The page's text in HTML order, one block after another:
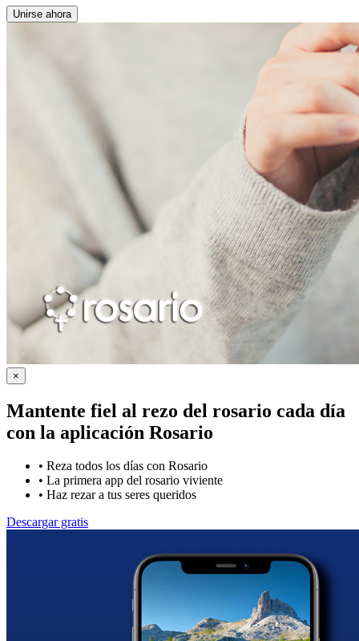
Unirse ahora
×
Mantente fiel al rezo del rosario cada día
con la aplicación Rosario
• Reza todos los días con Rosario
• La primera app del rosario viviente
• Haz rezar a tus seres queridos
Descargar gratis